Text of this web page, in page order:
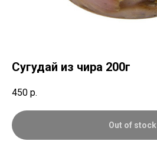
Сугудай из чира 200г
450 р.
Out of stock